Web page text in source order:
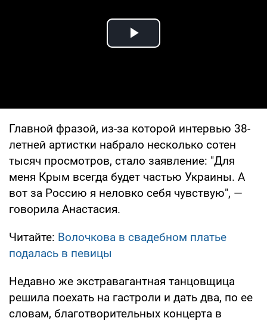
Play Video
Главной фразой, из-за которой интервью 38-
летней артистки набрало несколько сотен
тысяч просмотров, стало заявление: "Для
меня Крым всегда будет частью Украины. А
вот за Россию я неловко себя чувствую", —
говорила Анастасия.
Читайте: Волочкова в свадебном платье
подалась в певицы
Недавно же экстравагантная танцовщица
решила поехать на гастроли и дать два, по ее
словам, благотворительных концерта в